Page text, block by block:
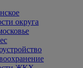
округа